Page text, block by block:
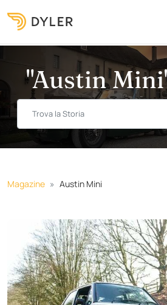
"Austin
Magazine Austin Mini